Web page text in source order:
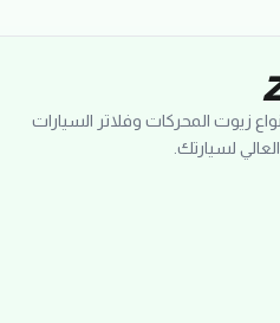
زيوت المحركات وفلاتر السيارات
لسيارتك.